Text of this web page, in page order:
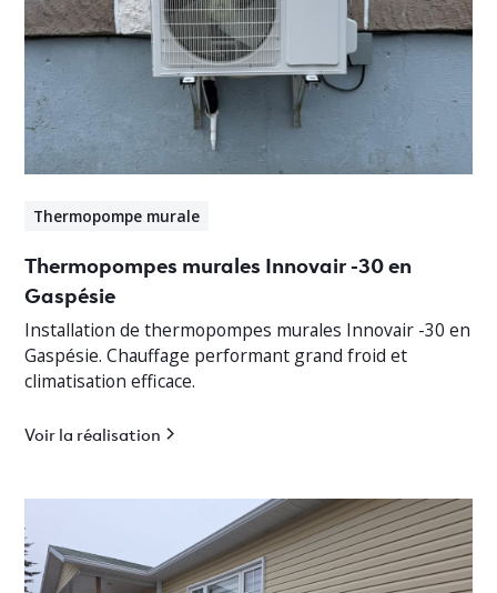
Thermopompe murale
Thermopompes murales Innovair -30 en
Gaspésie
Installation de thermopompes murales Innovair -30 en
Gaspésie. Chauffage performant grand froid et
climatisation efficace.
Voir la réalisation